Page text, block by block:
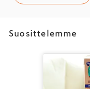
Suosittelemme